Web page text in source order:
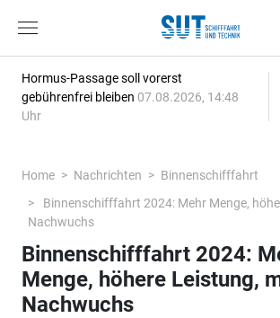
Hormus-Passage soll vorerst
gebührenfrei bleiben 07.08.2026, 14:48
Uhr
Home Nachrichten
Binnenschifffahrt
Binnenschifffahrt 2024: Mehr Menge,
Nachwuchs
Binnenschifffahrt 2024:
Menge, höhere Leistung,
Nachwuchs